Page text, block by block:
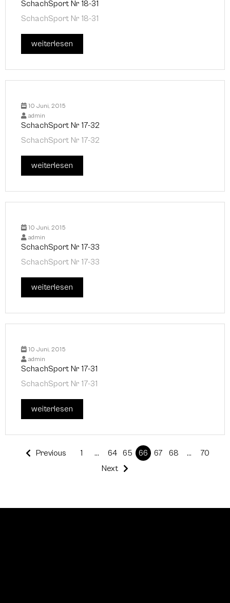
SchachSport Nr 18-31
SchachSport Nr 18-31
weiterlesen
10 Juni, 2015
admin
SchachSport Nr 17-32
SchachSport Nr 17-32
weiterlesen
10 Juni, 2015
admin
SchachSport Nr 17-33
SchachSport Nr 17-33
weiterlesen
10 Juni, 2015
admin
SchachSport Nr 17-31
SchachSport Nr 17-31
weiterlesen
Previous 1 … 64 65 66 67 68 …
70
Next